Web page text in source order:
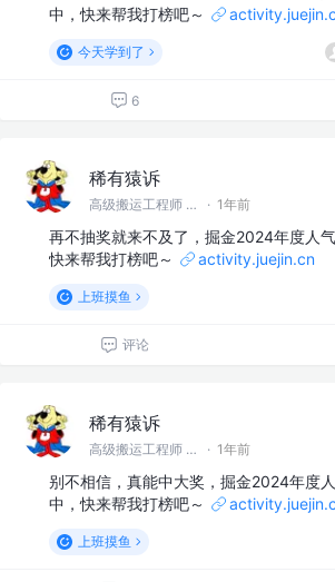
中，快来帮我打榜吧～
今天学到了
6
稀有猿诉
高级搬运工程师 @稀有猿诉 · 1年前
再不抽奖就来不及了，掘金2024年度人
快来帮我打榜吧～
activity.juejin.cn
上班摸鱼
评论
稀有猿诉
高级搬运工程师 @稀有猿诉 · 1年前
别不相信，真能中大奖，掘金2024年度
中，快来帮我打榜吧～
上班摸鱼